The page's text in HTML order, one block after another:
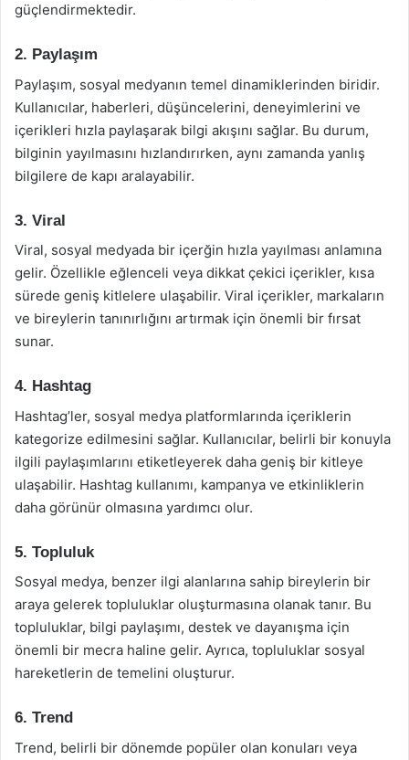
güçlendirmektedir.
2. Paylaşım
Paylaşım, sosyal medyanın temel dinamiklerinden biridir.
Kullanıcılar, haberleri, düşüncelerini, deneyimlerini ve
içerikleri hızla paylaşarak bilgi akışını sağlar. Bu durum,
bilginin yayılmasını hızlandırırken, aynı zamanda yanlış
bilgilere de kapı aralayabilir.
3. Viral
Viral, sosyal medyada bir içerğin hızla yayılması anlamına
gelir. Özellikle eğlenceli veya dikkat çekici içerikler, kısa
sürede geniş kitlelere ulaşabilir. Viral içerikler, markaların
ve bireylerin tanınırlığını artırmak için önemli bir fırsat
sunar.
4. Hashtag
Hashtag’ler, sosyal medya platformlarında içeriklerin
kategorize edilmesini sağlar. Kullanıcılar, belirli bir konuyla
ilgili paylaşımlarını etiketleyerek daha geniş bir kitleye
ulaşabilir. Hashtag kullanımı, kampanya ve etkinliklerin
daha görünür olmasına yardımcı olur.
5. Topluluk
Sosyal medya, benzer ilgi alanlarına sahip bireylerin bir
araya gelerek topluluklar oluşturmasına olanak tanır. Bu
topluluklar, bilgi paylaşımı, destek ve dayanışma için
önemli bir mecra haline gelir. Ayrıca, topluluklar sosyal
hareketlerin de temelini oluşturur.
6. Trend
Trend, belirli bir dönemde popüler olan konuları veya